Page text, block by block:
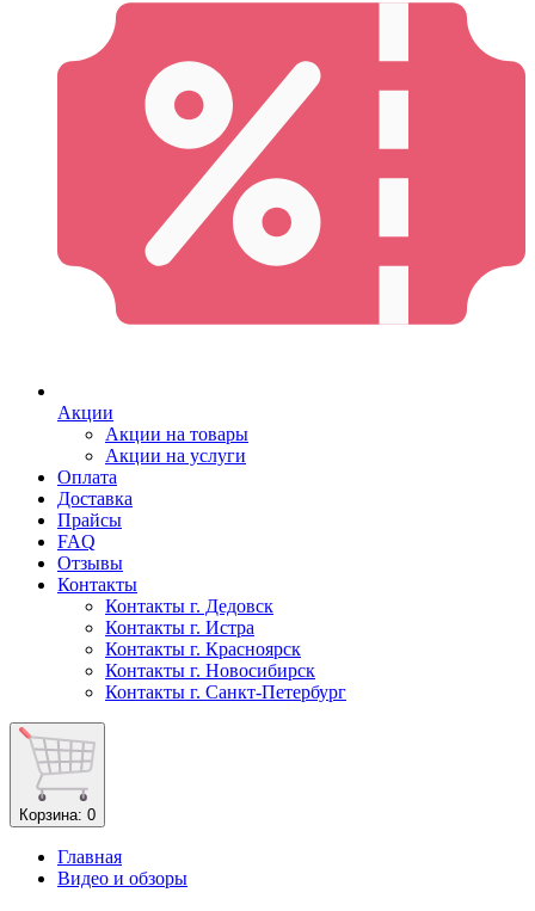
Акции
Акции на товары
Акции на услуги
Оплата
Доставка
Прайсы
FAQ
Отзывы
Контакты
Контакты г. Дедовск
Контакты г. Истра
Контакты г. Красноярск
Контакты г. Новосибирск
Контакты г. Санкт-Петербург
Корзина: 0
Главная
Видео и обзоры